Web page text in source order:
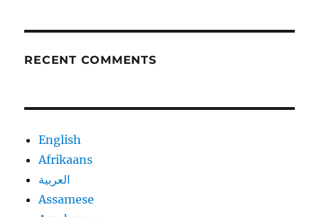
RECENT COMMENTS
English
Afrikaans
العربية
Assamese